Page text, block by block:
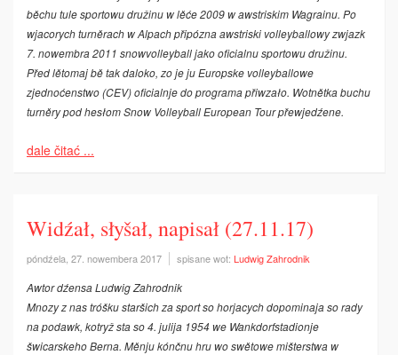
běchu tule sportowu družinu w lěće 2009 w awstriskim Wagrainu. Po
wjacorych turněrach w Alpach připózna awstriski volleyballowy zwjazk
7. nowembra 2011 snowvolleyball jako oficialnu sportowu družinu.
Před lětomaj bě tak daloko, zo je ju Europske volleyballowe
zjednoćenstwo (CEV) oficialnje do programa přiwzało. Wotnětka buchu
turněry pod hesłom Snow Volleyball European Tour přewjedźene.
dale čitać ...
Widźał, słyšał, napisał (27.11.17)
póndźela, 27. nowembera 2017 spisane wot: Ludwig Zahrodnik
Awtor dźensa Ludwig Zahrodnik
Mnozy z nas tróšku staršich za sport so horjacych dopominaja so rady
na podawk, kotryž sta so 4. julija 1954 we Wankdorfstadionje
šwicarskeho Berna. Měnju kónčnu hru wo swětowe mišterstwa w